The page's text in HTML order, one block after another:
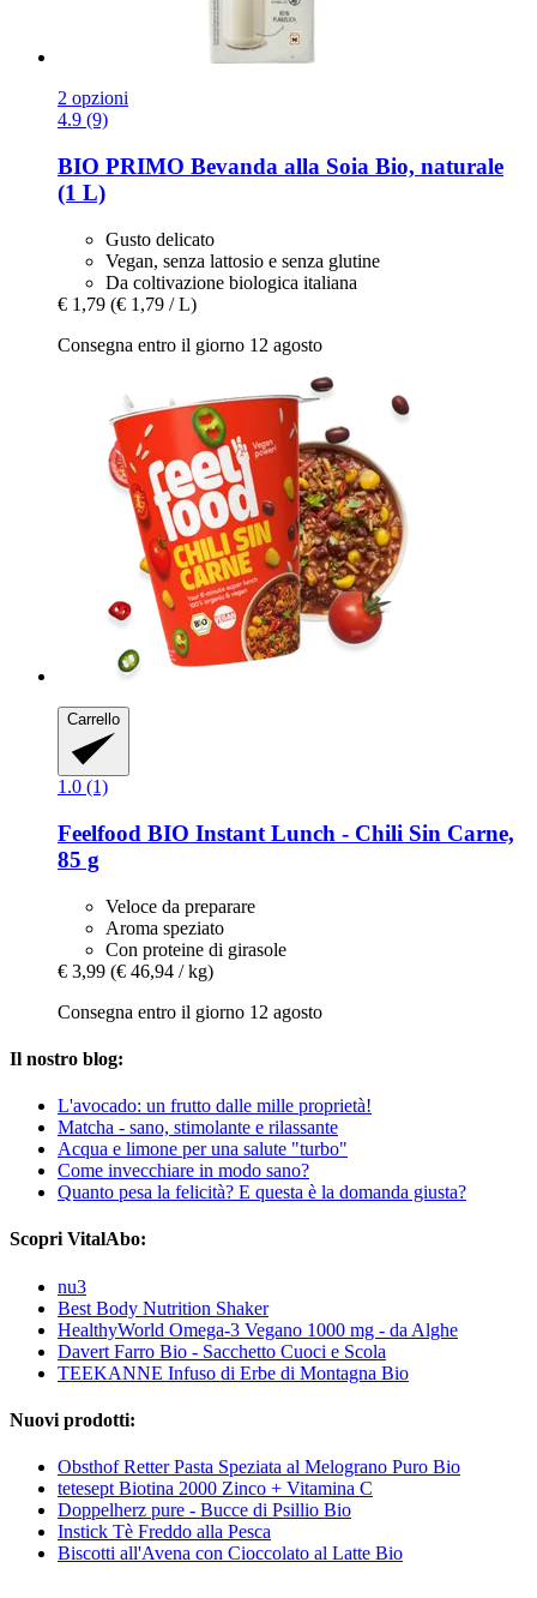
2 opzioni
4.9 (9)
BIO PRIMO Bevanda alla Soia Bio, naturale
(1 L)
Gusto delicato
Vegan, senza lattosio e senza glutine
Da coltivazione biologica italiana
€ 1,79 (€ 1,79 / L)
Consegna entro il giorno 12 agosto
Carrello
1.0 (1)
Feelfood BIO Instant Lunch -​ Chili Sin Carne,
85 g
Veloce da preparare
Aroma speziato
Con proteine di girasole
€ 3,99 (€ 46,94 / kg)
Consegna entro il giorno 12 agosto
Il nostro blog:
L'avocado: un frutto dalle mille proprietà!
Matcha - sano, stimolante e rilassante
Acqua e limone per una salute "turbo"
Come invecchiare in modo sano?
Quanto pesa la felicità? E questa è la domanda giusta?
Scopri VitalAbo:
nu3
Best Body Nutrition Shaker
HealthyWorld Omega-3 Vegano 1000 mg - da Alghe
Davert Farro Bio - Sacchetto Cuoci e Scola
TEEKANNE Infuso di Erbe di Montagna Bio
Nuovi prodotti:
Obsthof Retter Pasta Speziata al Melograno Puro Bio
tetesept Biotina 2000 Zinco + Vitamina C
Doppelherz pure - Bucce di Psillio Bio
Instick Tè Freddo alla Pesca
Biscotti all'Avena con Cioccolato al Latte Bio